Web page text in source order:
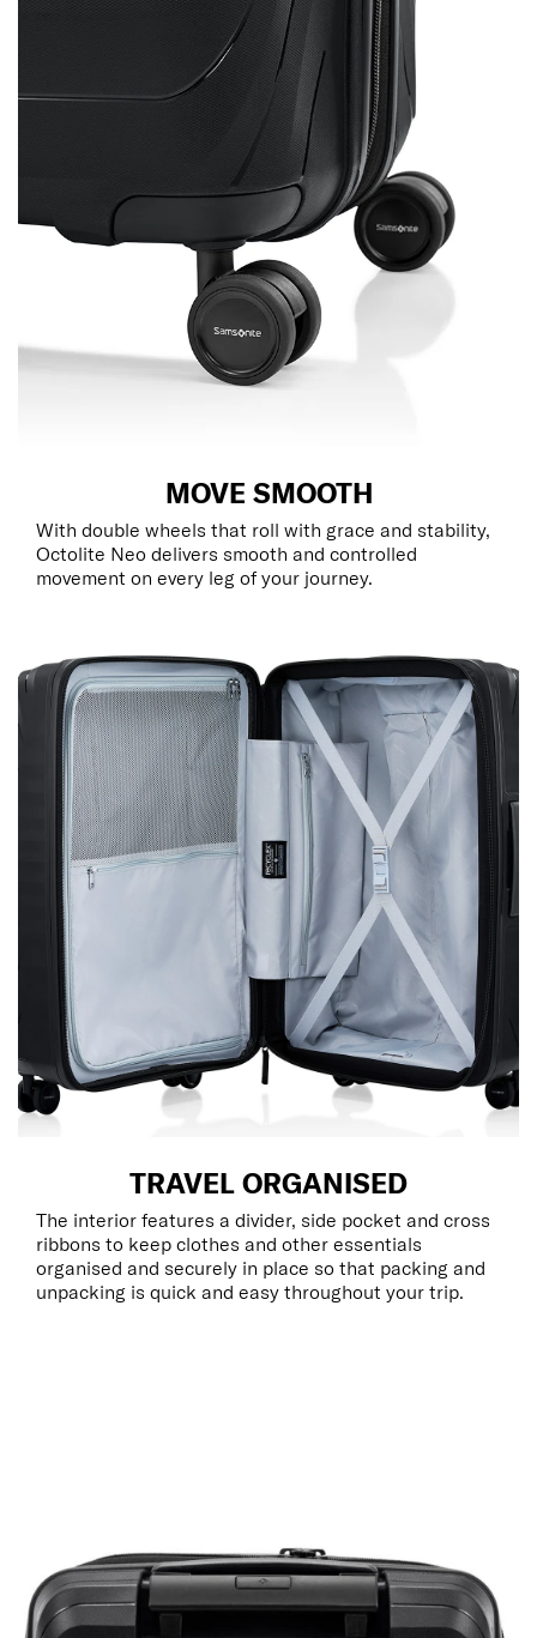
MOVE SMOOTH
With double wheels that roll with grace and stability,
Octolite Neo delivers smooth and controlled
movement on every leg of your journey.
TRAVEL ORGANISED
The interior features a divider, side pocket and cross
ribbons to keep clothes and other essentials
organised and securely in place so that packing and
unpacking is quick and easy throughout your trip.